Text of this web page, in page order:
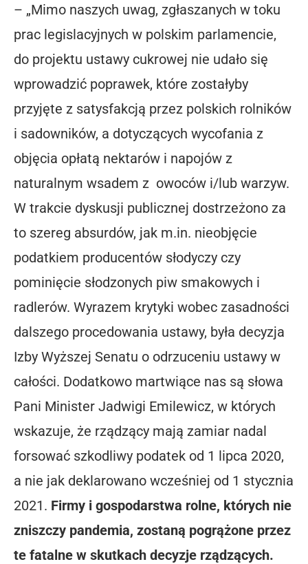
– „Mimo naszych uwag, zgłaszanych w toku
prac legislacyjnych w polskim parlamencie,
do projektu ustawy cukrowej nie udało się
wprowadzić poprawek, które zostałyby
przyjęte z satysfakcją przez polskich rolników
i sadowników, a dotyczących wycofania z
objęcia opłatą nektarów i napojów z
naturalnym wsadem z owoców i/lub warzyw.
W trakcie dyskusji publicznej dostrzeżono za
to szereg absurdów, jak m.in. nieobjęcie
podatkiem producentów słodyczy czy
pominięcie słodzonych piw smakowych i
radlerów. Wyrazem krytyki wobec zasadności
dalszego procedowania ustawy, była decyzja
Izby Wyższej Senatu o odrzuceniu ustawy w
całości. Dodatkowo martwiące nas są słowa
Pani Minister Jadwigi Emilewicz, w których
wskazuje, że rządzący mają zamiar nadal
forsować szkodliwy podatek od 1 lipca 2020,
a nie jak deklarowano wcześniej od 1 stycznia
2021. Firmy i gospodarstwa rolne, których nie
zniszczy pandemia, zostaną pogrążone przez
te fatalne w skutkach decyzje rządzących.